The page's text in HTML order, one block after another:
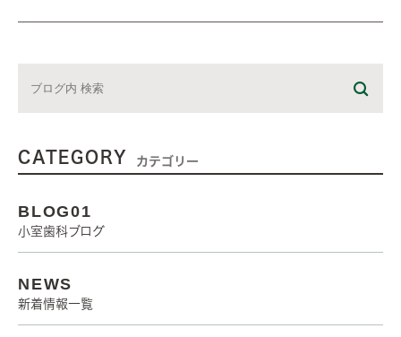
CATEGORY カテゴリー
BLOG01
小室歯科ブログ
NEWS
新着情報一覧